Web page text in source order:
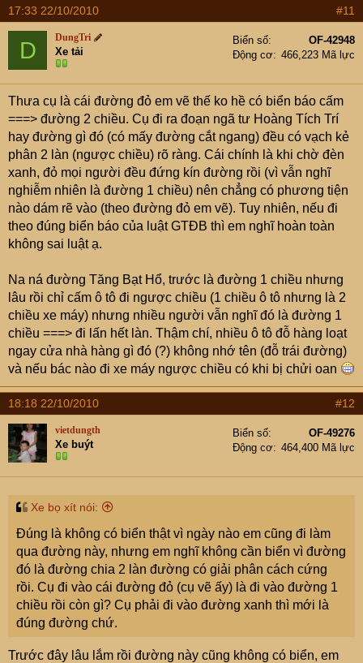
17:33 22/10/2010 #11
D DungTri
Xe tải
Biển số
OF-42948
Động cơ
466,223 Mã lực
Thưa cụ là cái đường đỏ em vẽ thế ko hề có biển báo cấm
===> đường 2 chiều. Cụ đi ra đoạn ngã tư Hoàng Tích Trí
hay đường gì đó (có mấy đường cắt ngang) đều có vạch kẻ
phân 2 làn (ngược chiều) rõ ràng. Cái chính là khi chờ đèn
xanh, đỏ mọi người đều đứng kín đường rồi (vì vẫn nghĩ
nghiễm nhiên là đường 1 chiều) nên chẳng có phương tiện
nào dám rẽ vào (theo đường đỏ em vẽ). Tuy nhiên, nếu đi
theo đúng biển báo của luật GTĐB thì em nghĩ hoàn toàn
không sai luật ạ.
Na ná đường Tăng Bạt Hổ, trước là đường 1 chiều nhưng
lâu rồi chỉ cấm ô tô đi ngược chiều (1 chiều ô tô nhưng là 2
chiều xe máy) nhưng nhiều người vẫn nghĩ đó là đường 1
chiều ===> đi lấn hết làn. Thậm chí, nhiều ô tô đỗ hàng loạt
ngay cửa nhà hàng gì đó (?) không nhớ tên (đỗ trái đường)
và nếu bác nào đi xe máy ngược chiều có khi bị chửi oan
18:18 22/10/2010 #12
vietdungth
Xe buýt
Biển số
OF-49276
Động cơ
464,400 Mã lực
Xe bọ xít nói:
Đúng là không có biển thật vì ngày nào em cũng đi làm
qua đường này, nhưng em nghĩ không cần biển vì đường
đó là đường chia 2 làn đường có giải phân cách cứng
rồi. Cụ đi vào cái đường đỏ (cụ vẽ ấy) là đi vào đường 1
chiều rồi còn gì? Cụ phải đi vào đường xanh thì mới là
đúng đường chứ.
Trước đây lâu lắm rồi đường này cũng không có biển, em